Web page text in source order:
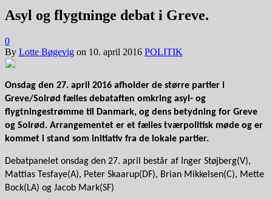
Asyl og flygtninge debat i Greve.
0
By Lotte Bøgevig on 10. april 2016 POLITIK
Onsdag den 27. april 2016 afholder de større partier i
Greve/Solrød fælles debataften omkring asyl- og
flygtningestrømme til Danmark, og dens betydning for Greve
og Solrød. Arrangementet er et fælles tværpolitisk møde og er
kommet i stand som initiativ fra de lokale partier.
Debatpanelet onsdag den 27. april består af Inger Støjberg(V),
Mattias Tesfaye(A), Peter Skaarup(DF), Brian Mikkelsen(C), Mette
Bock(LA) og Jacob Mark(SF)